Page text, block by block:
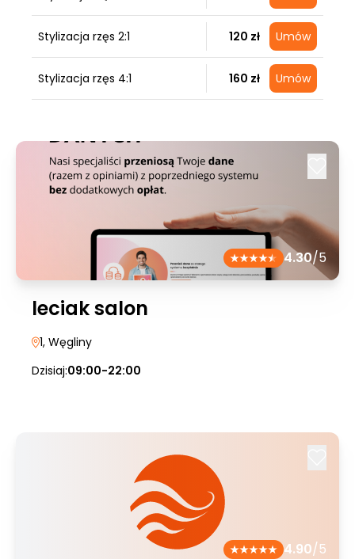
Stylizacja rzęs 2:1 120 zł Umów
Stylizacja rzęs 4:1 160 zł Umów
4.30/5
leciak salon
1, Węgliny
Dzisiaj:09:00-22:00
4.90/5